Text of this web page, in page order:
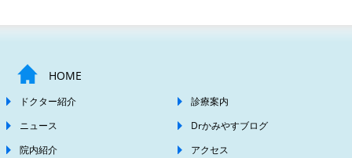
HOME
ドクター紹介
診療案内
ニュース
Drかみやすブログ
院内紹介
アクセス